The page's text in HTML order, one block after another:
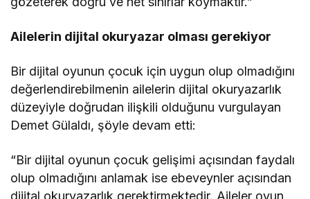
Ailelerin dijital okuryazar olması gerekiyor
Bir dijital oyunun çocuk için uygun olup olmadığını
değerlendirebilmenin ailelerin dijital okuryazarlık
düzeyiyle doğrudan ilişkili olduğunu vurgulayan
Demet Gülaldı, şöyle devam etti:
“Bir dijital oyunun çocuk gelişimi açısından faydalı
olup olmadığını anlamak ise ebeveynler açısından
dijital okuryazarlık gerektirmektedir. Aileler oyun